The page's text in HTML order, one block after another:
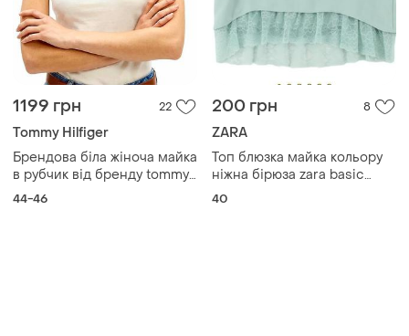
1199 грн 22
Tommy Hilfiger
Брендова біла жіноча майка
в рубчик від бренду tommy
hilfiger - лінії tommy jeans
44-46
200 грн 8
ZARA
Топ блюзка майка кольору
ніжна бірюза zara basic
collection
40